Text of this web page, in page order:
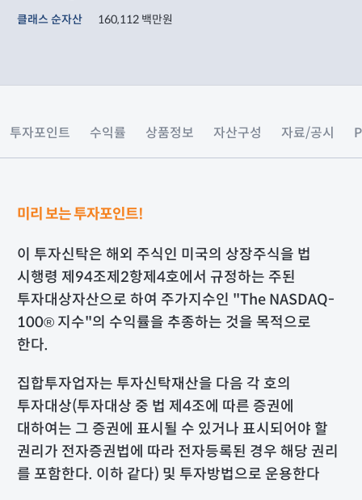
클래스 순자산
160,112 백만원
투자포인트 수익률 상품정보 자산구성 자료/공시
미리 보는 투자포인트!
이 투자신탁은 해외 주식인 미국의 상장주식을 법
시행령 제94조제2항제4호에서 규정하는 주된
투자대상자산으로 하여 주가지수인 "The NASDAQ-
100® 지수"의 수익률을 추종하는 것을 목적으로
한다.
집합투자업자는 투자신탁재산을 다음 각 호의
투자대상(투자대상 중 법 제4조에 따른 증권에
대하여는 그 증권에 표시될 수 있거나 표시되어야 할
권리가 전자증권법에 따라 전자등록된 경우 해당 권리
를 포함한다. 이하 같다) 및 투자방법으로 운용한다